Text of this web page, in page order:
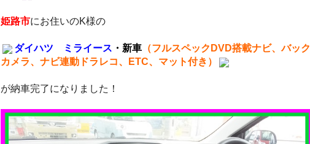
姫路市にお住いのK様の
ダイハツ ミライース ・新車 （フルスペックDVD搭載ナビ、バック
カメラ、ナビ連動ドラレコ、ETC、マット付き）
が納車完了になりました！